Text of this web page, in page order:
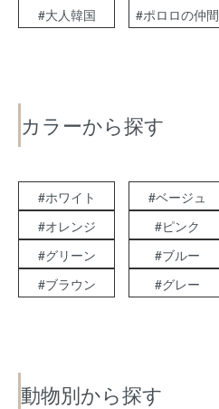
#大人韓国 #ポロロの仲間
カラーから探す
#ホワイト #ベージュ
#オレンジ
#ピンク
#グリーン
#ブルー
#ブラウン
#グレー
動物別から探す